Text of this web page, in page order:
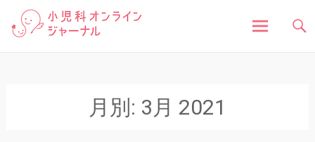
小児科オンラインジャ
状や原因、対処法はもちろん、予防接種や健診、子
どもの成長に関する豆知識まで、小児科医が分かり
月別: 3月 2021